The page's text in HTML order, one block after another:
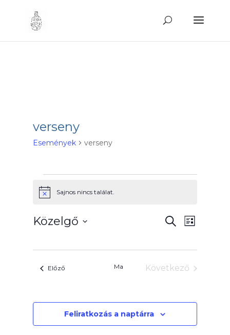
verseny
Események verseny
Események
NoticeSajnos nincs találat.
és
nézet
Keresett
kifejezésnézet
Lista
Közelgő
Előző Ma
Következő
Feliratkozás a naptárra